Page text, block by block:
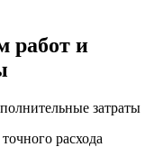
работ и
расхода